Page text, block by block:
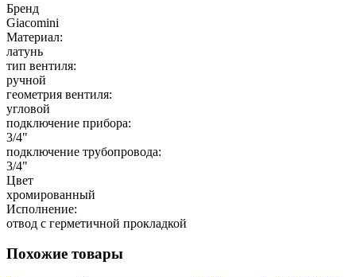
Бренд
Giacomini
Материал:
латунь
тип вентиля:
ручной
геометрия вентиля:
угловой
подключение прибора:
3/4"
подключение трубопровода:
3/4"
Цвет
хромированный
Исполнение:
отвод с герметичной прокладкой
Похожие товары